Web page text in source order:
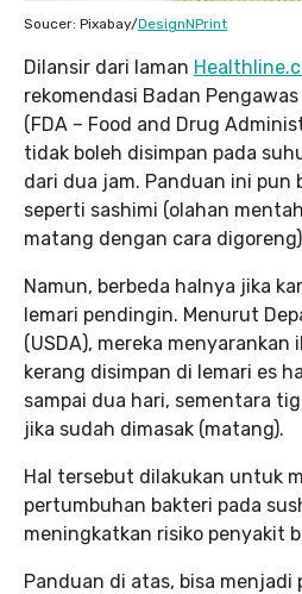
Soucer: Pixabay/DesignNPrint
Dilansir dari laman
rekomendasi Badan
(FDA – Food and Drug
tidak boleh disimpan pada
dari dua jam. Panduan ini pun
seperti sashimi (olahan
matang dengan cara
Namun, berbeda halnya jika
lemari pendingin. Menurut
(USDA), mereka menyarankan
kerang disimpan di lemari es
sampai dua hari, sementara
jika sudah dimasak (matang).
Hal tersebut dilakukan untuk
pertumbuhan bakteri pada
meningkatkan risiko penyakit
Panduan di atas, bisa